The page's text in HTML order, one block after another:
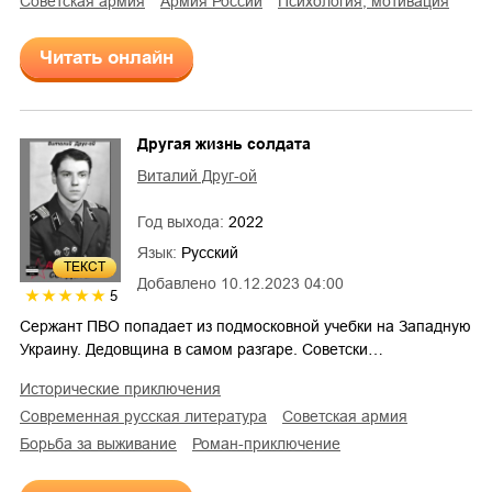
Читать онлайн
ТЕКСТ
5
Добавлено 10.12.2023 04:00
Другая жизнь солдата
Виталий Друг-ой
Год выхода: 2022
Язык: Русский
Сержант ПВО попадает из подмосковной учебки на Западную
Украину. Дедовщина в самом разгаре. Советски…
исторические приключения
современная русская литература
советская армия
борьба за выживание
роман-приключение